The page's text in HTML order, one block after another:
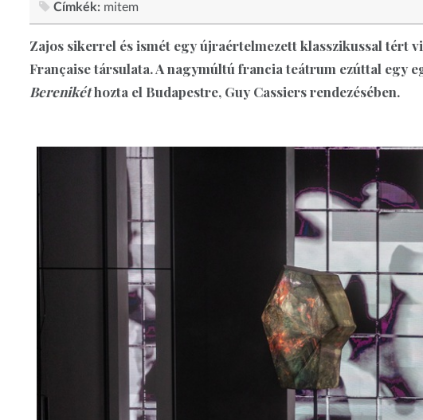
Címkék: mitem
Zajos sikerrel és ismét egy újraértelmezett klasszikussal tért
Française társulata. A nagymúltú francia teátrum ezúttal egy
Berenikéthozta el Budapestre, Guy Cassiers rendezésében.